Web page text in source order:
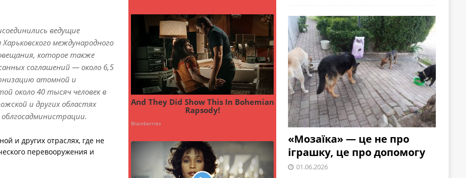
ведущие
международного
которое также
соглашений — около 6,5
атомной и
около 40 тысяч человек в
и других областях
и других отраслях, где не
перевооружения и
«Мозаїка» — це не про
іграшку, це про допомогу
01.06.2026